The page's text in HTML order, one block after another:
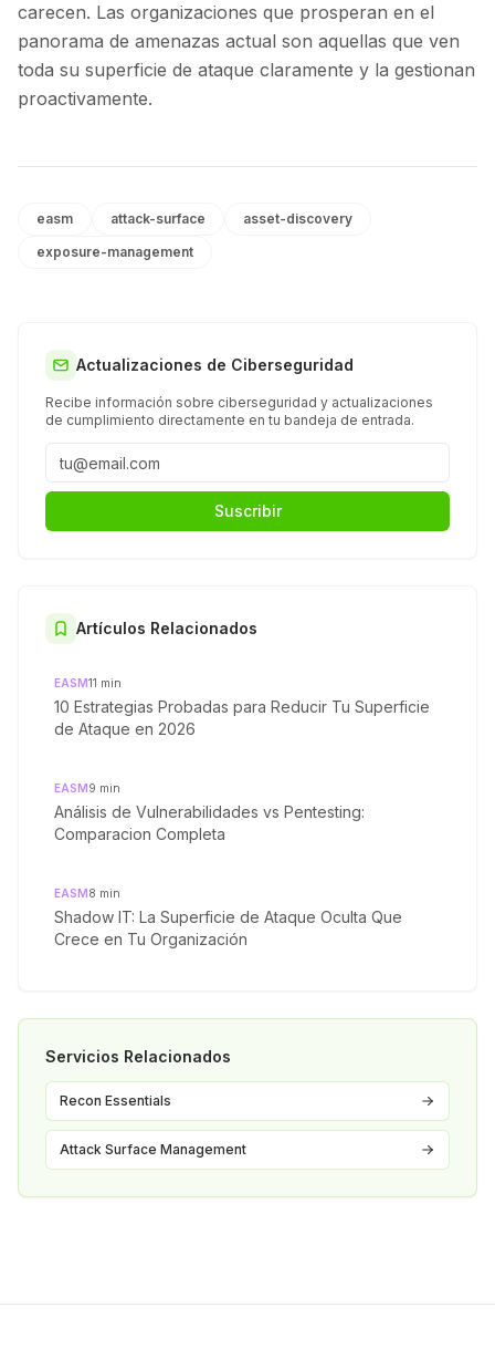
carecen. Las organizaciones que prosperan en el
panorama de amenazas actual son aquellas que ven
toda su superficie de ataque claramente y la gestionan
proactivamente.
easm attack-surface
asset-discovery
exposure-management
Actualizaciones de Ciberseguridad
Recibe información sobre ciberseguridad y actualizaciones
de cumplimiento directamente en tu bandeja de entrada.
Suscribir
Artículos Relacionados
EASM11 min
10 Estrategias Probadas para Reducir Tu Superficie
de Ataque en 2026
EASM 9 min
Análisis de Vulnerabilidades vs Pentesting:
Comparacion Completa
EASM 8 min
Shadow IT: La Superficie de Ataque Oculta Que
Crece en Tu Organización
Servicios Relacionados
Recon Essentials
Attack Surface Management